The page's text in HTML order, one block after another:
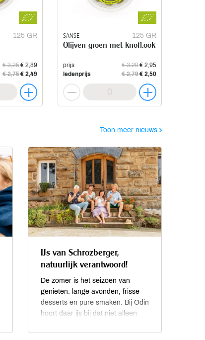
125 GR
€ 3,25€ 2,89
€ 2,75€ 2,49
SANSE 125 GR
Olijven groen met knofl.ook
prijs € 3,29€ 2,95
ledenprijs
€ 2,79€ 2,50
Toon meer nieuws
IJs van Schrozberger,
natuurlijk verantwoord!
De zomer is het seizoen van
genieten: lange avonden, frisse
desserts en pure smaken. Bij Odin
hoort daar ijs bij dat niet alleen
goed verhaal vertelt. Daarom vind